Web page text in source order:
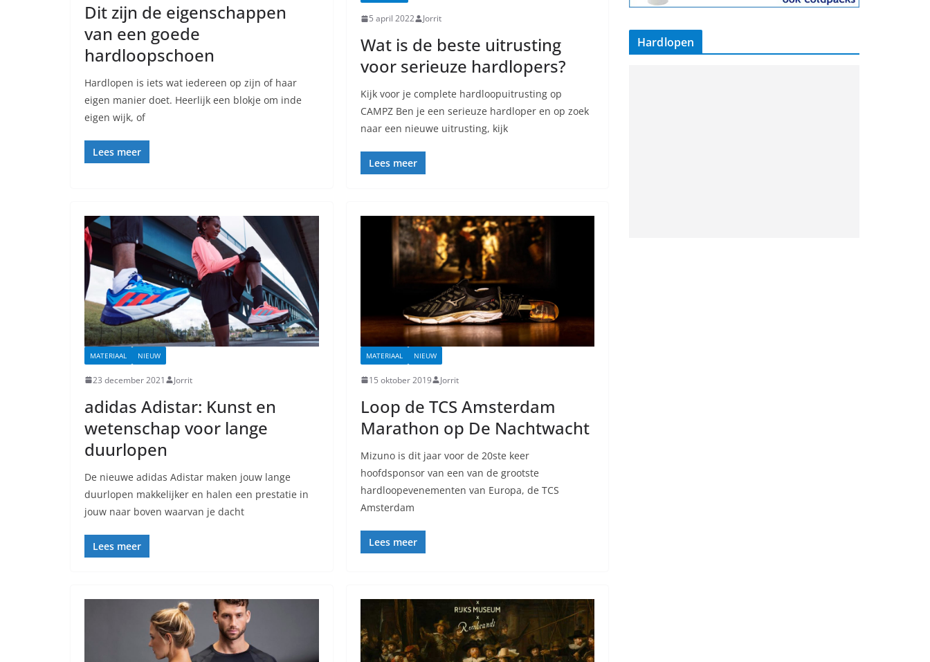
Dit zijn de eigenschappen
van een goede
hardloopschoen
Hardlopen is iets wat iedereen op zijn of haar
eigen manier doet. Heerlijk een blokje om inde
eigen wijk, of
Lees meer
5 april 2022 Jorrit
Wat is de beste uitrusting
voor serieuze hardlopers?
Kijk voor je complete hardloopuitrusting op
CAMPZ Ben je een serieuze hardloper en op zoek
naar een nieuwe uitrusting, kijk
Lees meer
MATERIAAL NIEUW
23 december 2021 Jorrit
adidas Adistar: Kunst en
wetenschap voor lange
duurlopen
De nieuwe adidas Adistar maken jouw lange
duurlopen makkelijker en halen een prestatie in
jouw naar boven waarvan je dacht
Lees meer
MATERIAAL NIEUW
15 oktober 2019 Jorrit
Loop de TCS Amsterdam
Marathon op De Nachtwacht
Mizuno is dit jaar voor de 20ste keer
hoofdsponsor van een van de grootste
hardloopevenementen van Europa, de TCS
Amsterdam
Lees meer
Hardlopen